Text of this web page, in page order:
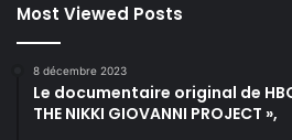
Most Viewed Posts
8 décembre 2023
Le documentaire original de
THE NIKKI GIOVANNI PROJECT »,